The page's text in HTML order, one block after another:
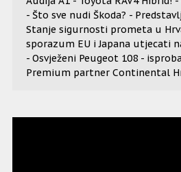
- Što sve nudi Škoda? -
Stanje sigurnosti prometa u
sporazum EU i Japana utjecati
- Osvježeni Peugeot 108 -
Premium partner Continental